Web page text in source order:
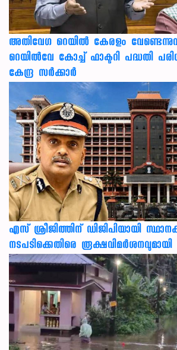
അതിവേഗ റെയിൽ കേരളം
റെയിൽവേ കോച്ച് ഫാക്ടറി പദ്ധതി
കേന്ദ്ര സർക്കാർ
എസ് ശ്രീജിത്തിന് ഡിജിപിയായി
നടപടിക്കെതിരെ